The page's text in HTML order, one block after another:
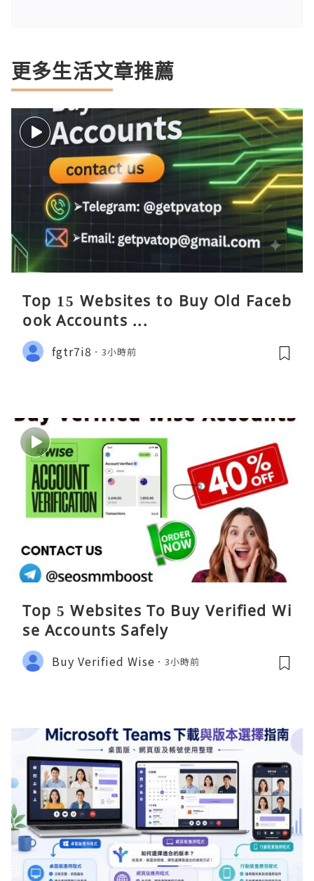
更多生活文章推薦
Top 15 Websites to Buy Old Faceb
ook Accounts ...
fgtr7i8 3小時前
Top 5 Websites To Buy Verified Wi
se Accounts Safely
Buy Verified Wise 3小時前